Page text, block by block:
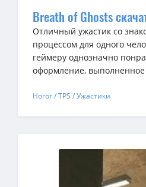
Breath of Ghosts
Отличный ужастик со
процессом для одного
геймеру однозначно
оформление,
Horor / TPS / Ужастики